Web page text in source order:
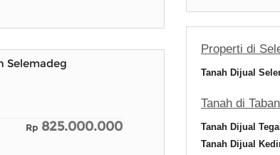
Selemadeg
Rp 825.000.000
Properti di
Tanah Dijual
Tanah di
Tanah Dijual
Tanah Dijual